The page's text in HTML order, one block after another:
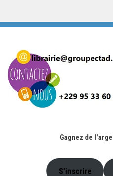
était :
est :
Gagnez de
S'inscrire